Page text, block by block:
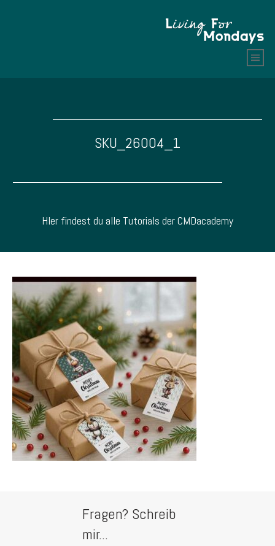
SKU_26004_1
HIer findest du alle Tutorials der CMDacademy
Fragen? Schreib
mir...